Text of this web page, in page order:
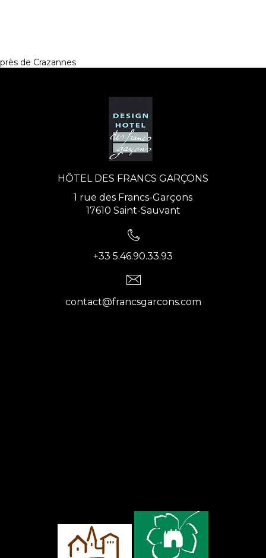
près de Crazannes
HÔTEL DES FRANCS GARÇONS
1 rue des Francs-Garçons
17610 Saint-Sauvant
+33 5.46.90.33.93
contact@francsgarcons.com